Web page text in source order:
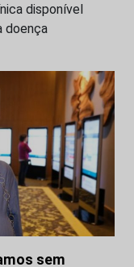
disponível
doença
sem